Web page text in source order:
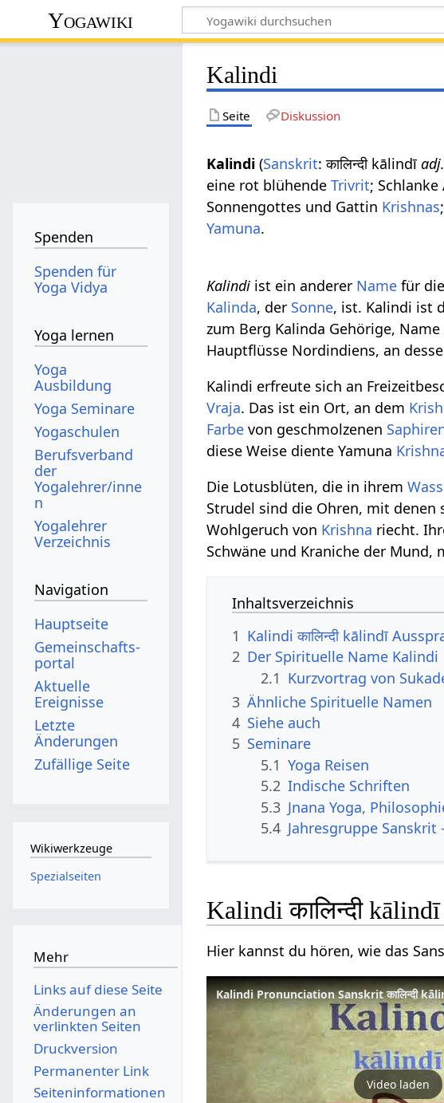
Yogawiki
Kalindi
Seite Diskussion
Kalindi (Sanskrit: कालिन्दी kālindīadj.
eine rot blühendeTrivrit; Schlanke
Sonnengottes und Gattin Krishnas
Yamuna.
Kalindi ist ein anderer Name für die
Kalinda, der Sonne, ist. Kalindi ist
zum Berg Kalinda Gehörige,
Hauptflüsse Nordindiens, an
Kalindi erfreute sich an
Vraja. Das ist ein Ort, an dem
Farbe von geschmolzenen
diese Weise diente Yamuna
Die Lotusblüten, die in ihrem
Strudel sind die Ohren, mit denen
Wohlgeruch von Krishna riecht.
Schwäne und Kraniche der
Inhaltsverzeichnis
1 Kalindi कालिन्दी kālindī
2 Der Spirituelle Name Kalindi
2.1 Kurzvortrag von
3 Ähnliche Spirituelle Namen
4 Siehe auch
5 Seminare
5.1 Yoga Reisen
5.2 Indische Schriften
5.3 Jnana Yoga,
5.4 Jahresgruppe Sanskrit
Kalindi कालिन्दी
Hier kannst du hören, wie das
Kalindi Pronunciation Sanskrit कालिन्दी
Video laden
Spenden
Spenden für
Yoga Vidya
Yoga lernen
Yoga
Ausbildung
Yoga Seminare
Yogaschulen
Berufsverband
der
Yogalehrer/inne
n
Yogalehrer
Verzeichnis
Navigation
Hauptseite
Gemeinschafts­
portal
Aktuelle
Ereignisse
Letzte
Änderungen
Zufällige Seite
Wikiwerkzeuge
Spezialseiten
Mehr
Links auf diese Seite
Änderungen an
verlinkten Seiten
Druckversion
Permanenter Link
Seiten­­informationen